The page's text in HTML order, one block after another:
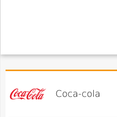
Coca-cola